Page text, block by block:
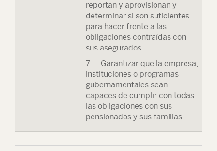
reportan y aprovisionan y
determinar si son suficientes
para hacer frente a las
obligaciones contraídas con
sus asegurados.
7. Garantizar que la empresa,
instituciones o programas
gubernamentales sean
capaces de cumplir con todas
las obligaciones con sus
pensionados y sus familias.